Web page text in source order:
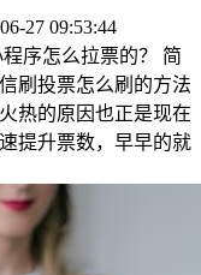
27 09:53:44
序怎么拉票的？ 简
刷投票怎么刷的方法
热的原因也正是现在
提升票数，早早的就